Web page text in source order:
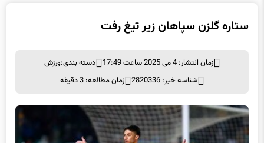
ستاره گلزن سپاهان زیر تیغ رفت
زمان انتشار: 4 می 2025 ساعت 17:49 دسته بندی:ورزش
شناسه خبر: 2820336
زمان مطالعه: 3 دقیقه